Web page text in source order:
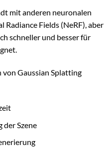
mit anderen neuronalen
Radiance Fields (NeRF), aber
schneller und besser für
Gaussian Splatting
Szene